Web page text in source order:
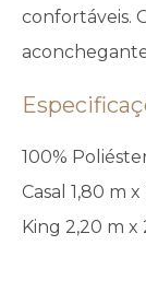
confortáveis.
100%
Casal 1,80 m
King 2,20 m x